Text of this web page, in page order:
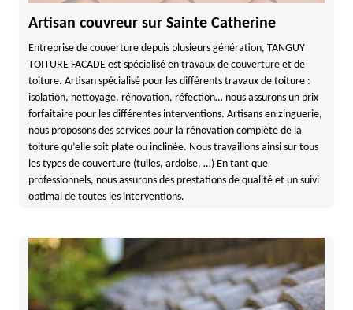
Artisan couvreur sur Sainte Catherine
Entreprise de couverture depuis plusieurs génération, TANGUY
TOITURE FACADE est spécialisé en travaux de couverture et de
toiture. Artisan spécialisé pour les différents travaux de toiture :
isolation, nettoyage, rénovation, réfection… nous assurons un prix
forfaitaire pour les différentes interventions. Artisans en zinguerie,
nous proposons des services pour la rénovation complète de la
toiture qu’elle soit plate ou inclinée. Nous travaillons ainsi sur tous
les types de couverture (tuiles, ardoise, …) En tant que
professionnels, nous assurons des prestations de qualité et un suivi
optimal de toutes les interventions.